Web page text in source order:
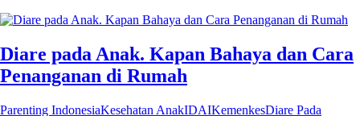
Diare pada Anak. Kapan Bahaya dan Cara
Penanganan di Rumah
Parenting IndonesiaKesehatan AnakIDAIKemenkesDiare Pada